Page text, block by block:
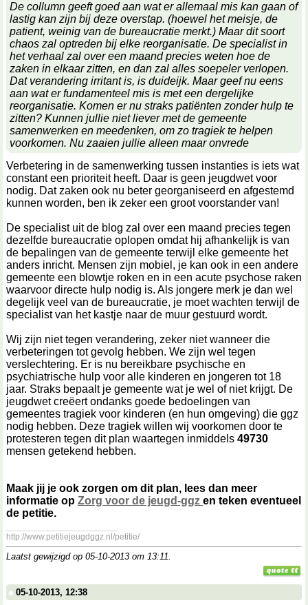
De collumn geeft goed aan wat er allemaal mis kan gaan of
lastig kan zijn bij deze overstap. (hoewel het meisje, de
patient, weinig van de bureaucratie merkt.) Maar dit soort
chaos zal optreden bij elke reorganisatie. De specialist in
het verhaal zal over een maand precies weten hoe de
zaken in elkaar zitten, en dan zal alles soepeler verlopen.
Dat verandering irritant is, is duideijk. Maar geef nu eens
aan wat er fundamenteel mis is met een dergelijke
reorganisatie. Komen er nu straks patiënten zonder hulp te
zitten? Kunnen jullie niet liever met de gemeente
samenwerken en meedenken, om zo tragiek te helpen
voorkomen. Nu zaaien jullie alleen maar onvrede
Verbetering in de samenwerking tussen instanties is iets wat
constant een prioriteit heeft. Daar is geen jeugdwet voor
nodig. Dat zaken ook nu beter georganiseerd en afgestemd
kunnen worden, ben ik zeker een groot voorstander van!
De specialist uit de blog zal over een maand precies tegen
dezelfde bureaucratie oplopen omdat hij afhankelijk is van
de bepalingen van de gemeente terwijl elke gemeente het
anders inricht. Mensen zijn mobiel, je kan ook in een andere
gemeente een blowtje roken en in een acute psychose raken
waarvoor directe hulp nodig is. Als jongere merk je dan wel
degelijk veel van de bureaucratie, je moet wachten terwijl de
specialist van het kastje naar de muur gestuurd wordt.
Wij zijn niet tegen verandering, zeker niet wanneer die
verbeteringen tot gevolg hebben. We zijn wel tegen
verslechtering. Er is nu bereikbare psychische en
psychiatrische hulp voor alle kinderen en jongeren tot 18
jaar. Straks bepaalt je gemeente wat je wel of niet krijgt. De
jeugdwet creëert ondanks goede bedoelingen van
gemeentes tragiek voor kinderen (en hun omgeving) die ggz
nodig hebben. Deze tragiek willen wij voorkomen door te
protesteren tegen dit plan waartegen inmiddels 49730
mensen getekend hebben.
Maak jij je ook zorgen om dit plan, lees dan meer
informatie op Zorg voor de jeugd-ggz en teken eventueel
de petitie.
http://www.petitiejeugdggz.nl/petitie/
Laatst gewijzigd op 05-10-2013 om 13:11.
05-10-2013, 12:38